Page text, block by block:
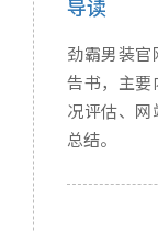
Web技术
HTML语言
域名
导读
劲霸男装官
告书，主要
况评估、网
总结。